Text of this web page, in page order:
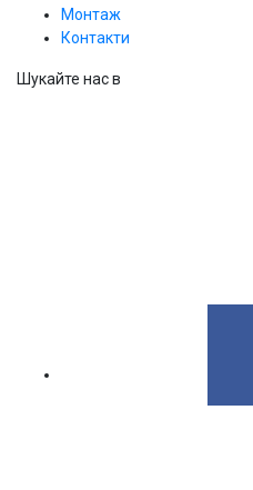
Монтаж
Контакти
Шукайте нас в